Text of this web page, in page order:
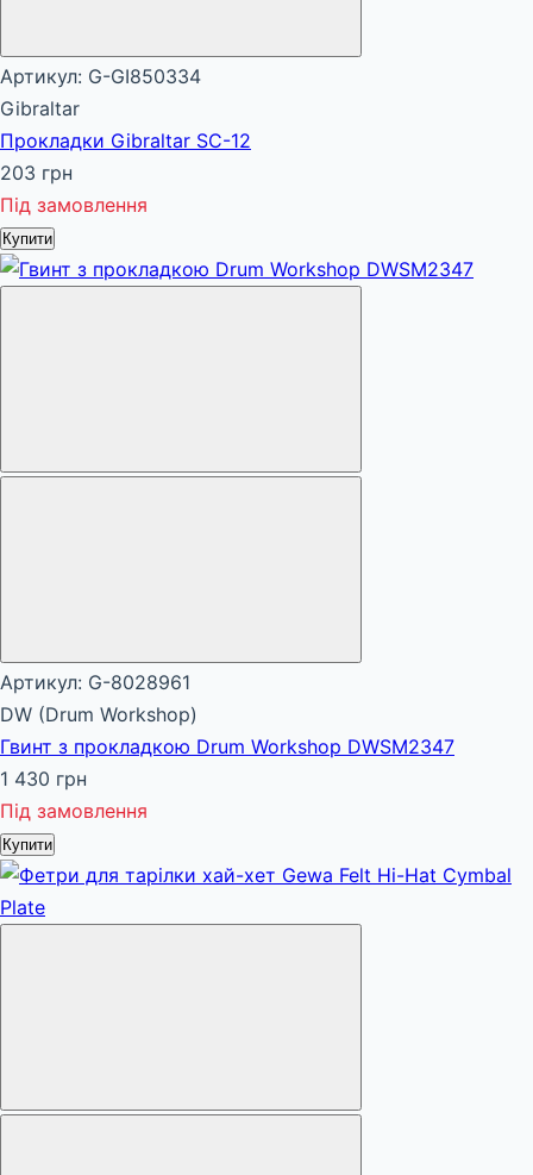
Артикул: G-GI850334
Gibraltar
Прокладки Gibraltar SC-12
203 грн
Під замовлення
Купити
Артикул: G-8028961
DW (Drum Workshop)
Гвинт з прокладкою Drum Workshop DWSM2347
1 430 грн
Під замовлення
Купити